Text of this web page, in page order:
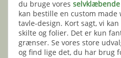
du bruge vores
kan bestille en custom
tavle-design. Kort sagt, vi
skilte og folier. Det er kun
grænser. Se vores store
og find lige det, du har brug